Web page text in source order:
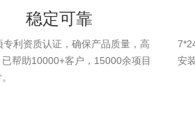
稳定可靠
专利资质认证，确保产品质量，高
帮助10000+客户，15000余项目
安